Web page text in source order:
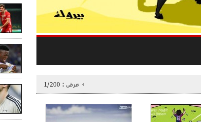
عرض : 1/200